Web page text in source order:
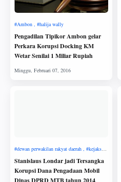
Pengadilan Tipikor Ambon gelar
Perkara Korupsi Docking KM
Wetar Senilai 1 Miliar Rupiah
Stanislaus Londar jadi Tersangka
Korupsi Dana Pengadaan Mobil
Dinas DPRD MTB tahun 2014